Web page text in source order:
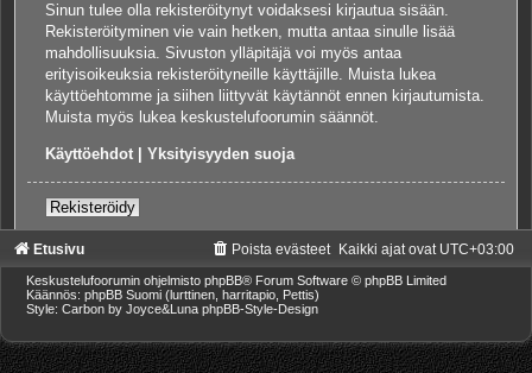
Sinun tulee olla rekisteröitynyt voidaksesi kirjautua sisään.
Rekisteröityminen vie vain hetken, mutta antaa sinulle lisää
mahdollisuuksia. Sivuston ylläpitäjä voi myös antaa
erityisoikeuksia rekisteröityneille käyttäjille. Muista lukea
käyttöehtomme ja siihen liittyvät käytännöt ennen kirjautumista.
Muista myös lukea keskustelufoorumin säännöt.
Käyttöehdot| Yksityisyyden suoja
Rekisteröidy
Etusivu Kaikki ajat ovat UTC+03:00
Poista evästeet
Keskustelufoorumin ohjelmisto phpBB® Forum Software © phpBB Limited
Käännös: phpBB Suomi (lurttinen, harritapio, Pettis)
Style: Carbon by Joyce&Luna phpBB-Style-Design